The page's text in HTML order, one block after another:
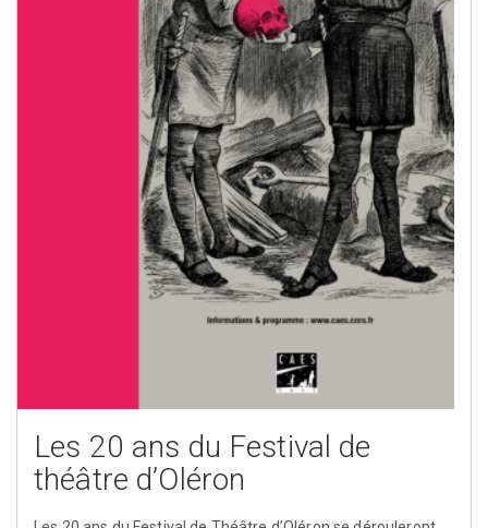
Les 20 ans du Festival de
théâtre d’Oléron